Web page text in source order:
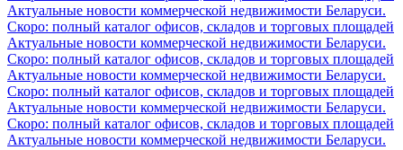
Актуальные новости коммерческой недвижимости Беларуси.
Скоро: полный каталог офисов, складов и торговых площадей
Актуальные новости коммерческой недвижимости Беларуси.
Скоро: полный каталог офисов, складов и торговых площадей
Актуальные новости коммерческой недвижимости Беларуси.
Скоро: полный каталог офисов, складов и торговых площадей
Актуальные новости коммерческой недвижимости Беларуси.
Скоро: полный каталог офисов, складов и торговых площадей
Актуальные новости коммерческой недвижимости Беларуси.